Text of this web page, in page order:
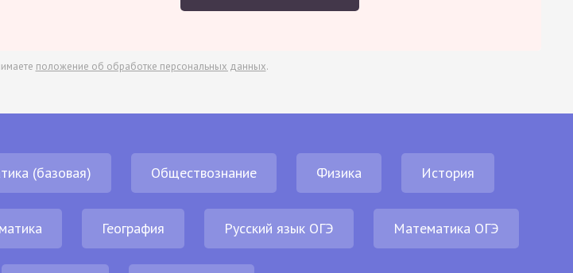
положение об обработке персональных данных.
(базовая) Обществознание Физика История
География Русский язык ОГЭ Математика ОГЭ